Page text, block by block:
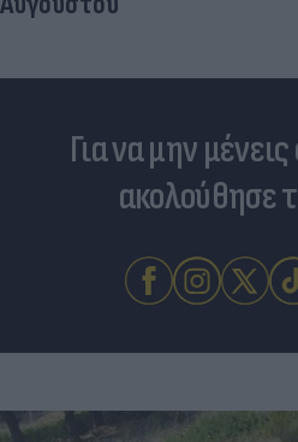
Για να μην
ακολούθησε